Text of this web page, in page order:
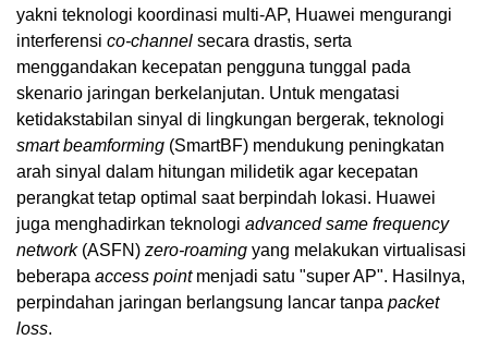
yakni teknologi koordinasi multi-AP, Huawei mengurangi
interferensi co-channel secara drastis, serta
menggandakan kecepatan pengguna tunggal pada
skenario jaringan berkelanjutan. Untuk mengatasi
ketidakstabilan sinyal di lingkungan bergerak, teknologi
smart beamforming (SmartBF) mendukung peningkatan
arah sinyal dalam hitungan milidetik agar kecepatan
perangkat tetap optimal saat berpindah lokasi. Huawei
juga menghadirkan teknologi advanced same frequency
network(ASFN) zero-roaming yang melakukan virtualisasi
beberapa access pointmenjadi satu "super AP". Hasilnya,
perpindahan jaringan berlangsung lancar tanpa packet
loss.